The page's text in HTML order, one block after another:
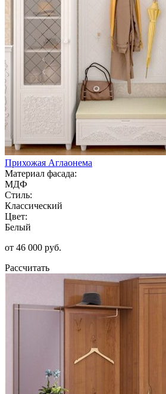
Прихожая Аглаонема
Материал фасада:
МДФ
Стиль:
Классический
Цвет:
Белый
от 46 000 руб.
Рассчитать